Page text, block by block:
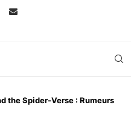
the Spider-Verse : Rumeurs